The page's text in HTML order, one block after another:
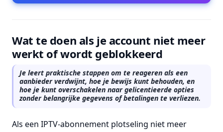
Wat te doen als je account niet meer
werkt of wordt geblokkeerd
Je leert praktische stappen om te reageren als een
aanbieder verdwijnt, hoe je bewijs kunt behouden, en
hoe je kunt overschakelen naar gelicentieerde opties
zonder belangrijke gegevens of betalingen te verliezen.
Als een IPTV-abonnement plotseling niet meer